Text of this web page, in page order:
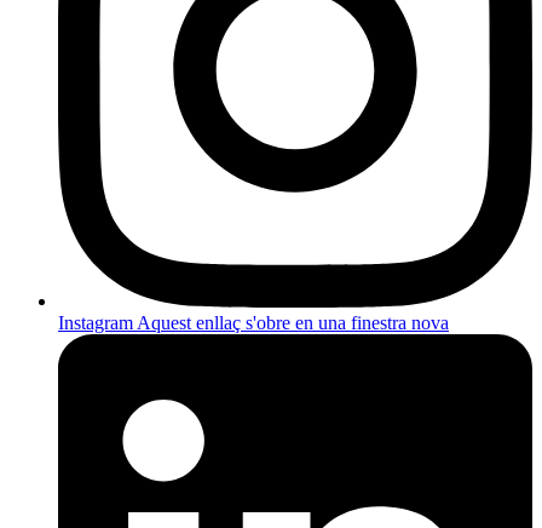
InstagramAquest enllaç s'obre en una finestra nova